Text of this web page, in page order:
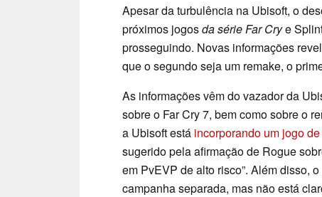
Apesar da turbulência na Ubisoft, o
próximos jogosda série Far Crye
prosseguindo. Novas informações
que o segundo seja um remake, o
As informações vêm do vazador da
sobre o Far Cry 7, bem como sobre o
a Ubisoft está incorporando um jogo
sugerido pela afirmação de Rogue
em PvEVP de alto risco”. Além disso,
campanha separada, mas não está